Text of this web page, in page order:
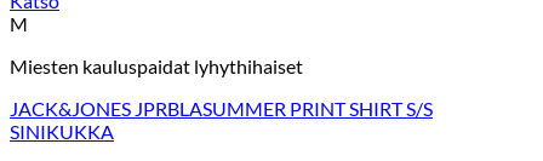
M
Miesten kauluspaidat lyhythihaiset
JACK&JONES JPRBLASUMMER PRINT SHIRT S/S
SINIKUKKA